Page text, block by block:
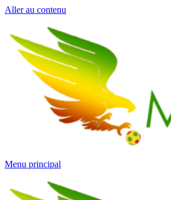
Aller au contenu
Menu principal